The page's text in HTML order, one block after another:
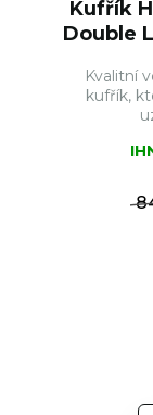
Kufřík
Double
Kvalitní
kufřík,